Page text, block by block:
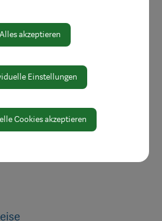
Alles akzeptieren
Einstellungen
Cookies akzeptieren